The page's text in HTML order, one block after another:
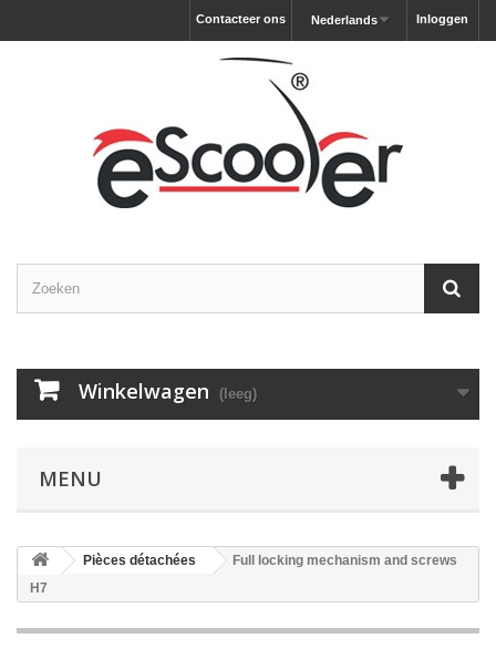
Inloggen
Nederlands
Contacteer ons
Winkelwagen (leeg)
MENU
Pièces détachées
Full locking mechanism and screws
H7